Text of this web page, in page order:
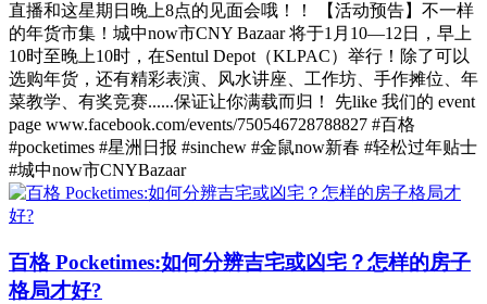
直播和这星期日晚上8点的见面会哦！！ 【活动预告】不一样
的年货市集！城中now市CNY Bazaar 将于1月10—12日，早上
10时至晚上10时，在Sentul Depot（KLPAC）举行！除了可以
选购年货，还有精彩表演、风水讲座、工作坊、手作摊位、年
菜教学、有奖竞赛......保证让你满载而归！ 先like 我们的 event
page www.facebook.com/events/750546728788827 #百格
#pocketimes #星洲日报 #sinchew #金鼠now新春 #轻松过年贴士
#城中now市CNYBazaar
百格 Pocketimes:如何分辨吉宅或凶宅？怎样的房子
格局才好?